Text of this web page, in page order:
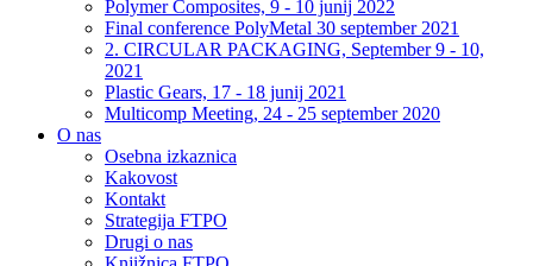
Polymer Composites, 9 - 10 junij 2022
Final conference PolyMetal 30 september 2021
2. CIRCULAR PACKAGING, September 9 - 10,
2021
Plastic Gears, 17 - 18 junij 2021
Multicomp Meeting, 24 - 25 september 2020
O nas
Osebna izkaznica
Kakovost
Kontakt
Strategija FTPO
Drugi o nas